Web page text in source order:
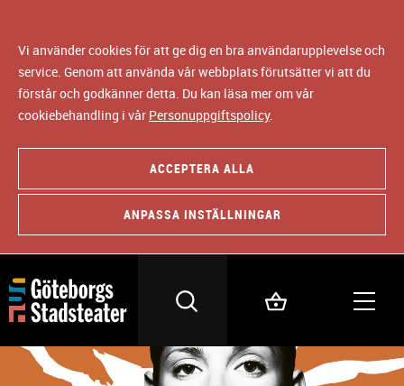
Vi använder cookies för att ge dig en bra användarupplevelse och
service. Genom att använda vår webbplats förutsätter vi att du
förstår och godkänner detta. Du kan läsa mer om vår
cookiebehandling i vår Personuppgiftspolicy.
ACCEPTERA ALLA
ANPASSA INSTÄLLNINGAR